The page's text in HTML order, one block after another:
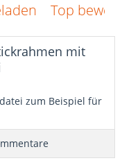
Top
mit
zum Beispiel für